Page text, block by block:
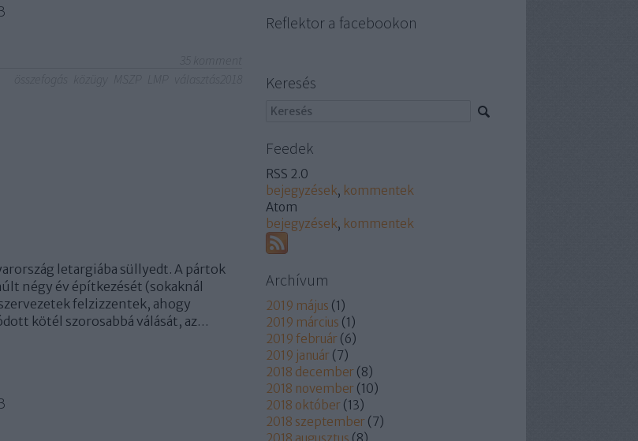
letargiába süllyedt. A pártok
négy év építkezését (sokaknál
felzizzentek, ahogy
kötél szorosabbá válását, az…
Reflektor a facebookon
Keresés
Feedek
RSS 2.0
bejegyzések, kommentek
Atom
bejegyzések, kommentek
Archívum
2019 május (1)
2019 március (1)
2019 február (6)
2019 január (7)
2018 december (8)
2018 november (10)
2018 október (13)
2018 szeptember (7)